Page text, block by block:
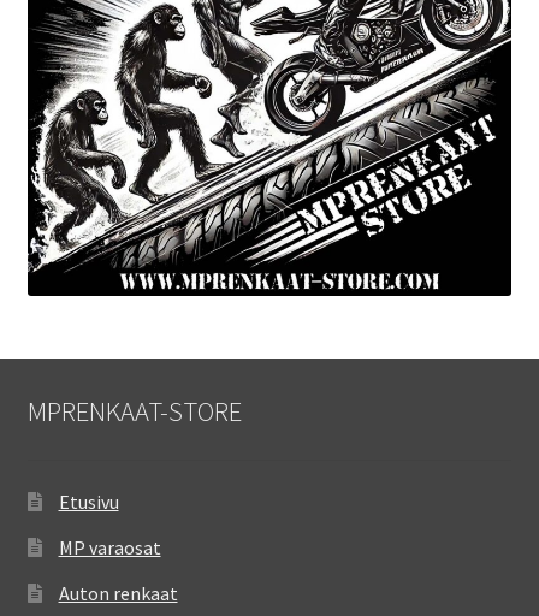
MPRENKAAT-STORE
Etusivu
MP varaosat
Auton renkaat